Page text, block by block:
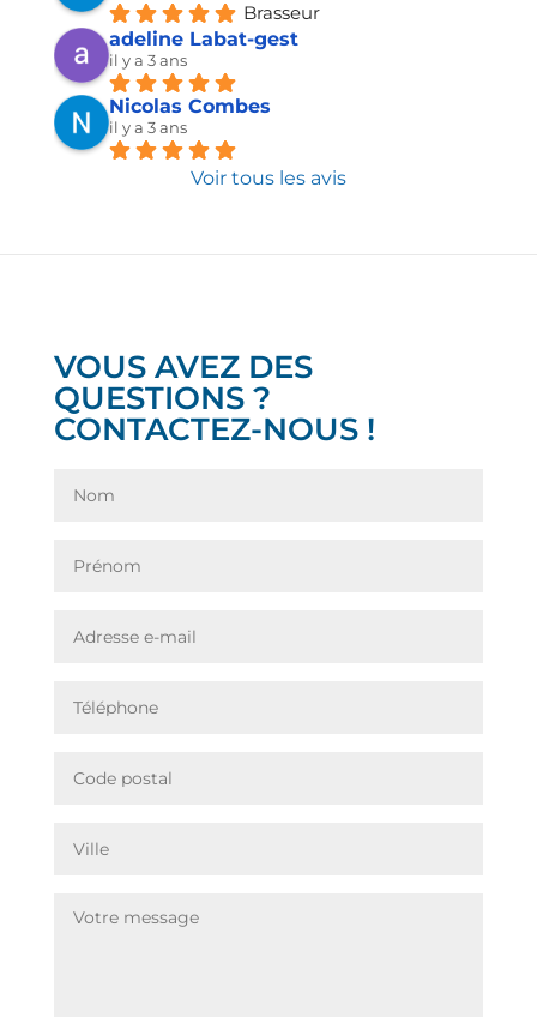
Brasseur
adeline Labat-gest
il y a 3 ans
Nicolas Combes
il y a 3 ans
Voir tous les avis
VOUS AVEZ DES
QUESTIONS ?
CONTACTEZ-NOUS !